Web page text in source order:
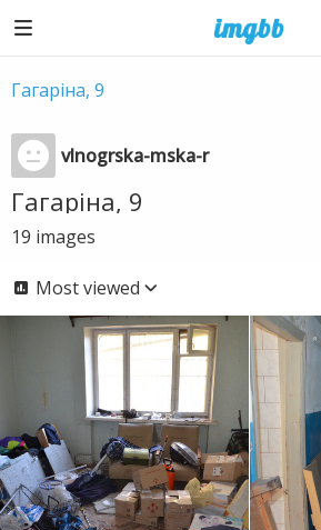
Гагаріна, 9
vlnogrska-mska-r
Гагаріна, 9
19 images
Most viewed